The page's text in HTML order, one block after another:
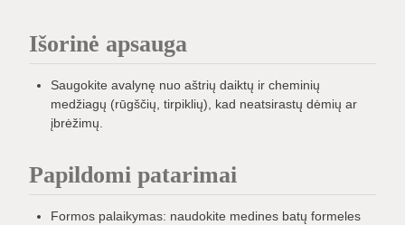
Išorinė apsauga
Saugokite avalynę nuo aštrių daiktų ir cheminių
medžiagų (rūgščių, tirpiklių), kad neatsirastų dėmių ar
įbrėžimų.
Papildomi patarimai
Formos palaikymas: naudokite medines batų formeles